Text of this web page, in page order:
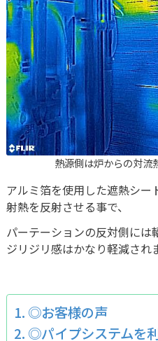
熱源側は炉からの対流
アルミ箔を使用した遮熱シー
射熱を反射させる事で、
パーテーションの反対側には
ジリジリ感はかなり軽減され
◎お客様の声
◎パイプシステムを